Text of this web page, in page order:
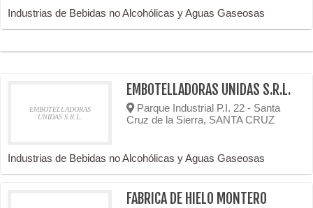
Industrias de Bebidas no Alcohólicas y Aguas Gaseosas
EMBOTELLADORAS
UNIDAS S.R.L.
EMBOTELLADORAS UNIDAS S.R.L.
Parque Industrial P.I. 22 - Santa
Cruz de la Sierra, SANTA CRUZ
Industrias de Bebidas no Alcohólicas y Aguas Gaseosas
FABRICA DE HIELO MONTERO